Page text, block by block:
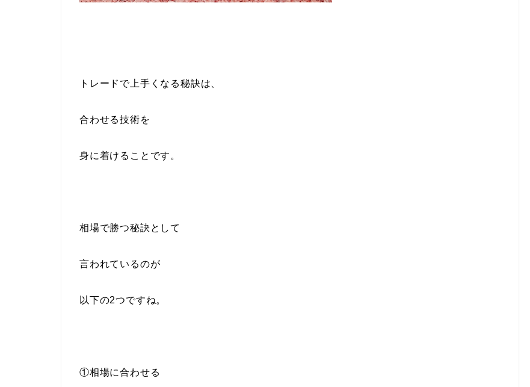
トレードで上手くなる秘訣は、
合わせる技術を
身に着けることです。
相場で勝つ秘訣として
言われているのが
以下の2つですね。
①相場に合わせる